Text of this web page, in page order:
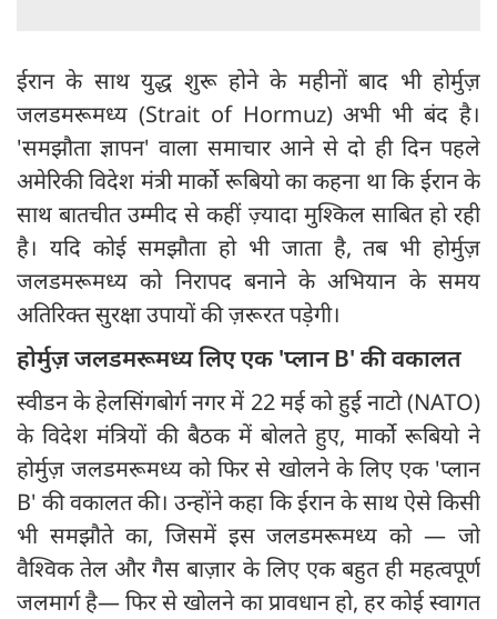
ईरान के साथ युद्ध शुरू होने के महीनों बाद भी होर्मुज़
जलडमरूमध्य (Strait of Hormuz) अभी भी बंद है।
'समझौता ज्ञापन' वाला समाचार आने से दो ही दिन पहले
अमेरिकी विदेश मंत्री मार्को रूबियो का कहना था कि ईरान के
साथ बातचीत उम्मीद से कहीं ज़्यादा मुश्किल साबित हो रही
है। यदि कोई समझौता हो भी जाता है, तब भी होर्मुज़
जलडमरूमध्य को निरापद बनाने के अभियान के समय
अतिरिक्त सुरक्षा उपायों की ज़रूरत पड़ेगी।
होर्मुज़ जलडमरूमध्य लिए एक 'प्लान B' की वकालत
स्वीडन के हेलसिंगबोर्ग नगर में 22 मई को हुई नाटो (NATO)
के विदेश मंत्रियों की बैठक में बोलते हुए, मार्को रूबियो ने
होर्मुज़ जलडमरूमध्य को फिर से खोलने के लिए एक 'प्लान
B' की वकालत की। उन्होंने कहा कि ईरान के साथ ऐसे किसी
भी समझौते का, जिसमें इस जलडमरूमध्य को — जो
वैश्विक तेल और गैस बाज़ार के लिए एक बहुत ही महत्वपूर्ण
जलमार्ग है— फिर से खोलने का प्रावधान हो, हर कोई स्वागत